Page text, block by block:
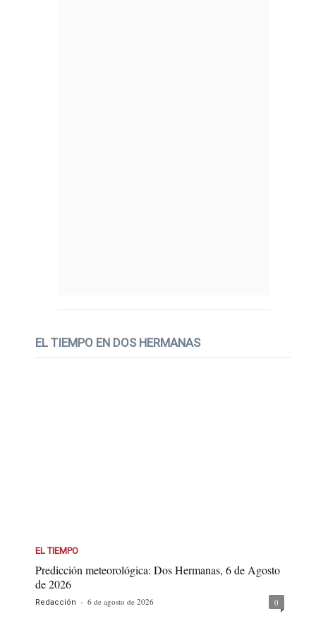
EL TIEMPO EN DOS HERMANAS
EL TIEMPO
Predicción meteorológica: Dos Hermanas, 6 de Agosto
de 2026
Redacción - 6 de agosto de 2026 0